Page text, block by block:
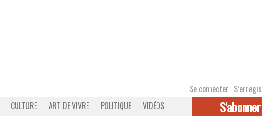
Se connecter
CULTURE ART DE VIVRE POLITIQUE VIDÉOS